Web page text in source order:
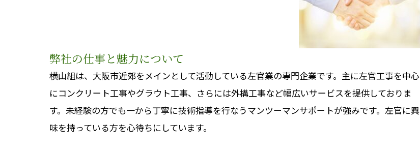
弊社の仕事と魅力について
横山組は、大阪市近郊をメインとして活動している左官業の専門企業です。主に左官工事を中心
にコンクリート工事やグラウト工事、さらには外構工事など幅広いサービスを提供しておりま
す。未経験の方でも一から丁寧に技術指導を行なうマンツーマンサポートが強みです。左官に興
味を持っている方を心待ちにしています。